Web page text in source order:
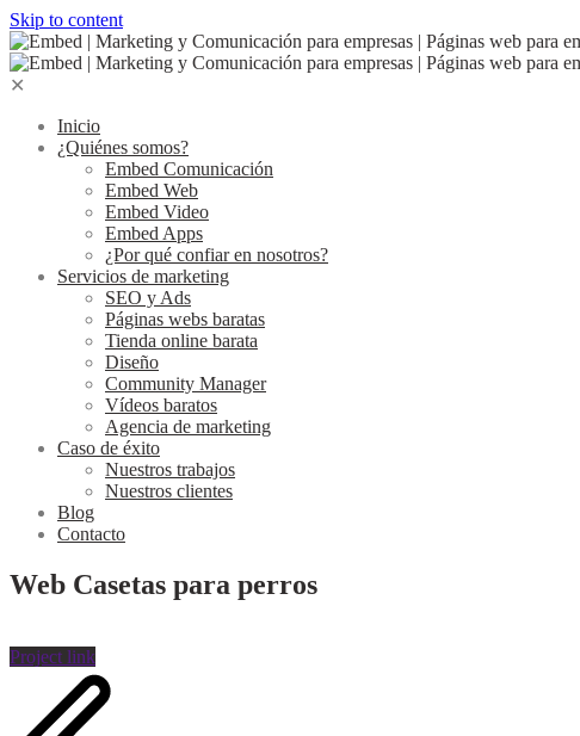
Skip to content
✕
Inicio
¿Quiénes somos?
Embed Comunicación
Embed Web
Embed Video
Embed Apps
¿Por qué confiar en nosotros?
Servicios de marketing
SEO y Ads
Páginas webs baratas
Tienda online barata
Diseño
Community Manager
Vídeos baratos
Agencia de marketing
Caso de éxito
Nuestros trabajos
Nuestros clientes
Blog
Contacto
Web Casetas para perros
Project link